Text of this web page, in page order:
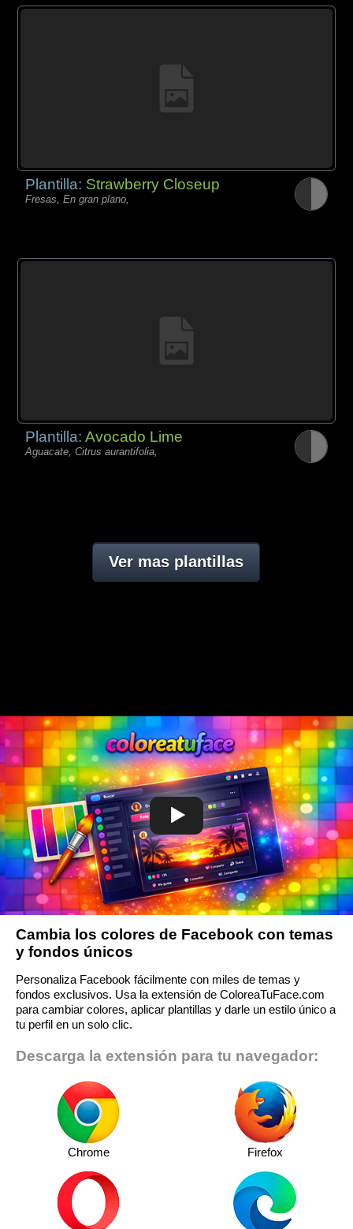
Plantilla: Strawberry Closeup
Fresas, En gran plano,
Plantilla:Avocado Lime
Aguacate, Citrus aurantifolia,
Ver mas plantillas
Cambia los colores de Facebook con temas
y fondos únicos
Personaliza Facebook fácilmente con miles de temas y
fondos exclusivos. Usa la extensión de ColoreaTuFace.com
para cambiar colores, aplicar plantillas y darle un estilo único a
tu perfil en un solo clic.
Descarga la extensión para tu navegador:
Chrome Firefox